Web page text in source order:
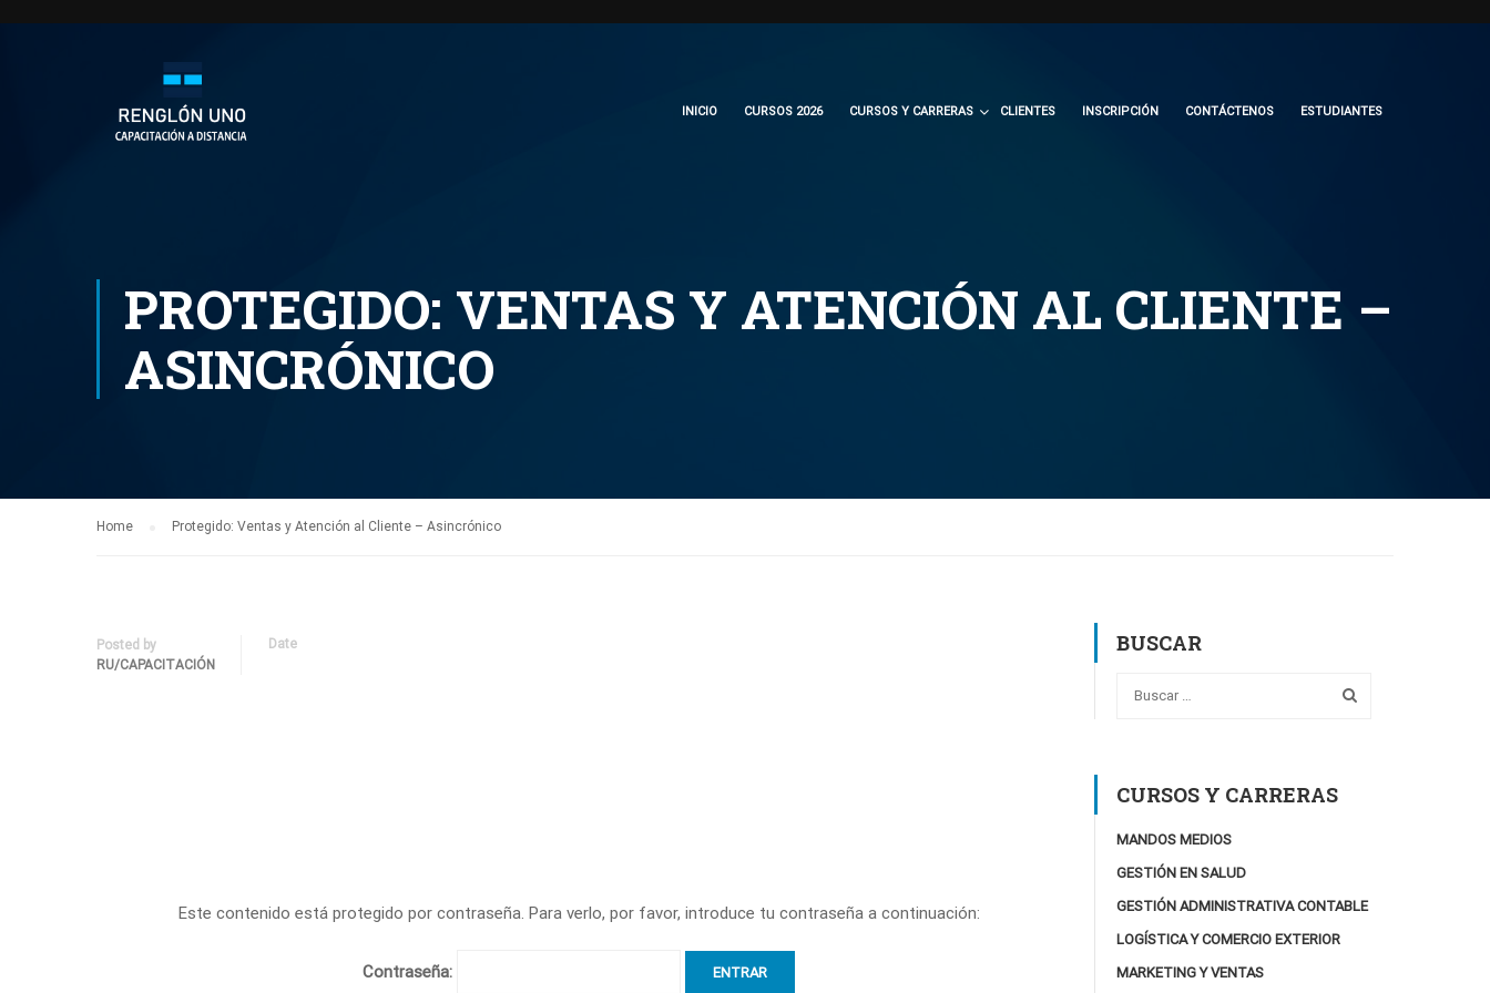
INICIO CURSOS 2026 CURSOS Y CARRERAS CLIENTES INSCRIPCIÓN CONTÁCTENOS ESTUDIANTES
PROTEGIDO: VENTAS Y ATENCIÓN AL CLIENTE –
ASINCRÓNICO
Home Protegido: Ventas y Atención al Cliente – Asincrónico
Posted by
RU/CAPACITACIÓN
Date
Este contenido está protegido por contraseña. Para verlo, por favor, introduce tu contraseña a continuación:
Contraseña:
BUSCAR
CURSOS Y CARRERAS
MANDOS MEDIOS
GESTIÓN EN SALUD
GESTIÓN ADMINISTRATIVA CONTABLE
LOGÍSTICA Y COMERCIO EXTERIOR
MARKETING Y VENTAS